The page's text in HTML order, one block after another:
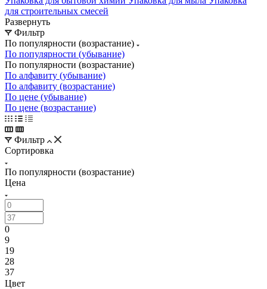
для строительных смесей
Развернуть
Фильтр
По популярности (возрастание)
По популярности (убывание)
По популярности (возрастание)
По алфавиту (убывание)
По алфавиту (возрастание)
По цене (убывание)
По цене (возрастание)
Фильтр
Сортировка
По популярности (возрастание)
Цена
0
9
19
28
37
Цвет